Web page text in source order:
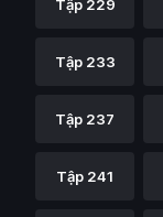
Tập 229
Tập 233
Tập 237
Tập 241